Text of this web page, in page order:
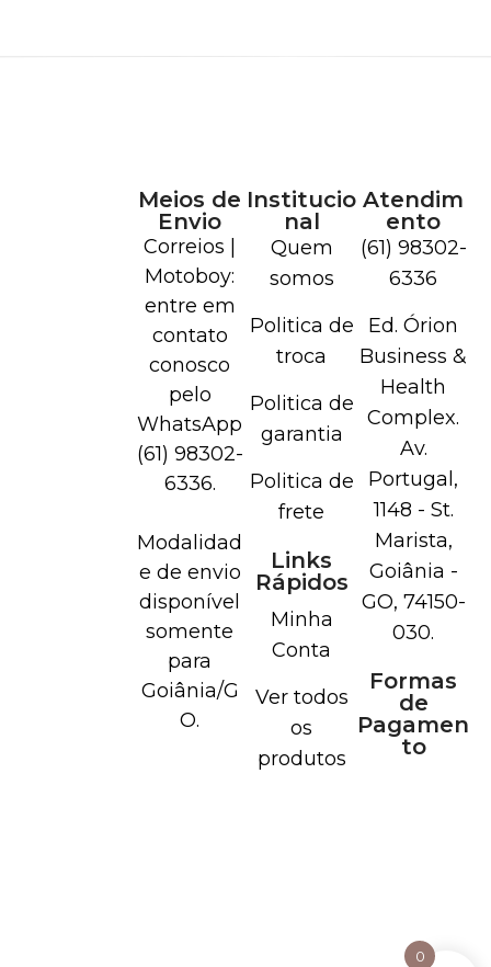
Meios de
Envio
Correios |
Motoboy:
entre em
contato
conosco
pelo
WhatsApp
(61) 98302-
6336.
Modalidad
e de envio
disponível
somente
para
Goiânia/G
O.
Institucio
nal
Quem
somos
Politica de
troca
Politica de
garantia
Politica de
frete
Links
Rápidos
Minha
Conta
Ver todos
os
produtos
Atendim
ento
(61) 98302-
6336
Ed. Órion
Business &
Health
Complex.
Av.
Portugal,
1148 - St.
Marista,
Goiânia -
GO, 74150-
030.
Formas
de
Pagamen
to
0